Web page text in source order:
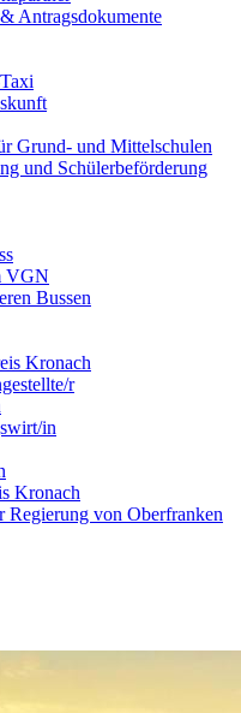
Antragsdokumente
Grund- und Mittelschulen
und Schülerbeförderung
VGN
Bussen
Kronach
r
in
Kronach
Regierung von Oberfranken